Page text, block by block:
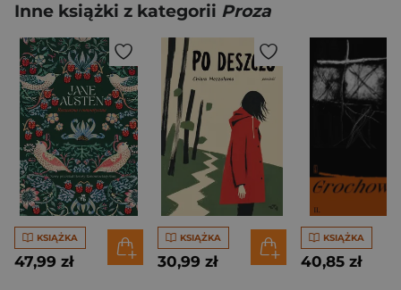
Inne książki z kategorii Proza
KSIĄŻKA
47,99 zł
KSIĄŻKA
30,99 zł
KSIĄŻKA
40,85 zł